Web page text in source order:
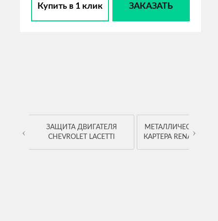
Купить в 1 клик ЗАКАЗАТЬ
ЗАЩИТА ДВИГАТЕЛЯ
CHEVROLET LACETTI
МЕТАЛЛИЧЕСКАЯ
КАРТЕРА RENAULT
‹ ›